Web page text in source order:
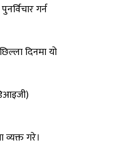
गर्न
दिनमा यो
व्यक्त गरे।